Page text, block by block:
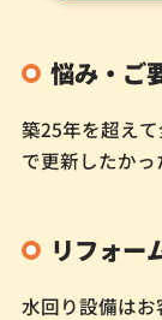
悩み・ご
築25年を超え
で更新したかっ
リフォー
水回り設備はお